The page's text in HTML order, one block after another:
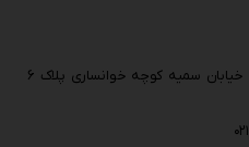
آدرس: تهران، ابتدای خیابان شریعتی، خیابان سمیه کوچه خوانساری پلاک ۶